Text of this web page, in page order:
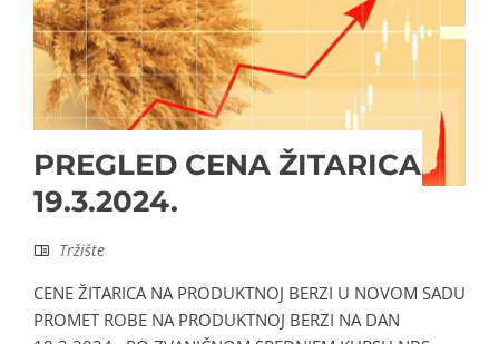
PREGLED CENA ŽITARICA
19.3.2024.
Tržište
CENE ŽITARICA NA PRODUKTNOJ BERZI U NOVOM SADU
PROMET ROBE NA PRODUKTNOJ BERZI NA DAN